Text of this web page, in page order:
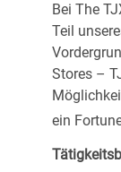
Bei The
Teil
Stores –
ein